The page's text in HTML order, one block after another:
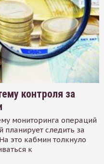
контроля за
мониторинга операций
следить за
это кабмин толкнуло
к